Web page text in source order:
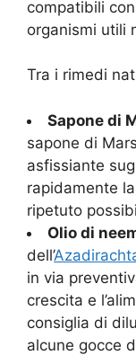
compatibili
organismi utili
Tra i rimedi
Sapone di
sapone di
asfissiante
rapidamente
ripetuto
Olio di
dell’
in via
crescita e
consiglia di
alcune gocce